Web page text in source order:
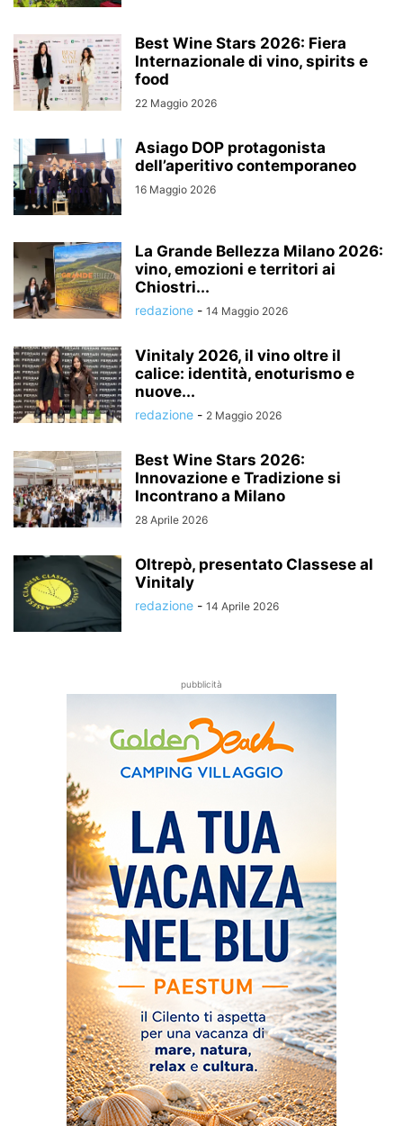
Best Wine Stars 2026: Fiera
Internazionale di vino, spirits e
food
22 Maggio 2026
Asiago DOP protagonista
dell’aperitivo contemporaneo
16 Maggio 2026
La Grande Bellezza Milano 2026:
vino, emozioni e territori ai
Chiostri...
redazione - 14 Maggio 2026
Vinitaly 2026, il vino oltre il
calice: identità, enoturismo e
nuove...
redazione - 2 Maggio 2026
Best Wine Stars 2026:
Innovazione e Tradizione si
Incontrano a Milano
28 Aprile 2026
Oltrepò, presentato Classese al
Vinitaly
redazione - 14 Aprile 2026
pubblicità